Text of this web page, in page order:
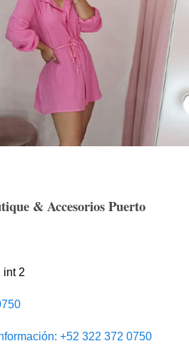
& Accesorios Puerto
int 2
+52 322 372 0750